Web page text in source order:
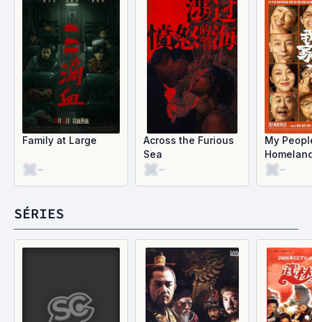
Family at Large
-
Across the Furious
Sea
-
My
-
SÉRIES